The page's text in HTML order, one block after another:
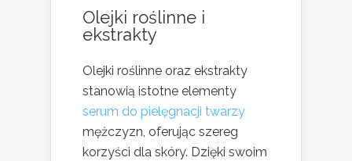
Olejki roślinne i
ekstrakty
Olejki roślinne oraz ekstrakty
stanowią istotne elementy
serum do pielęgnacji twarzy
mężczyzn, oferując szereg
korzyści dla skóry. Dzięki swoim